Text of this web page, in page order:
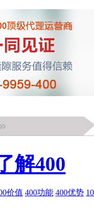
解400
价值 400功能 400优势